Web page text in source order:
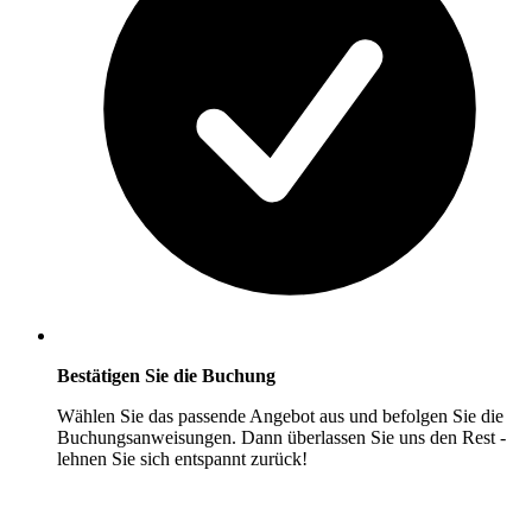
Bestätigen Sie die Buchung
Wählen Sie das passende Angebot aus und befolgen Sie die
Buchungsanweisungen. Dann überlassen Sie uns den Rest -
lehnen Sie sich entspannt zurück!